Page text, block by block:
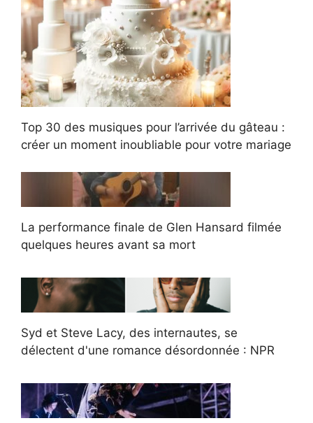
Top 30 des musiques pour l’arrivée du gâteau :
créer un moment inoubliable pour votre mariage
La performance finale de Glen Hansard filmée
quelques heures avant sa mort
Syd et Steve Lacy, des internautes, se
délectent d'une romance désordonnée : NPR